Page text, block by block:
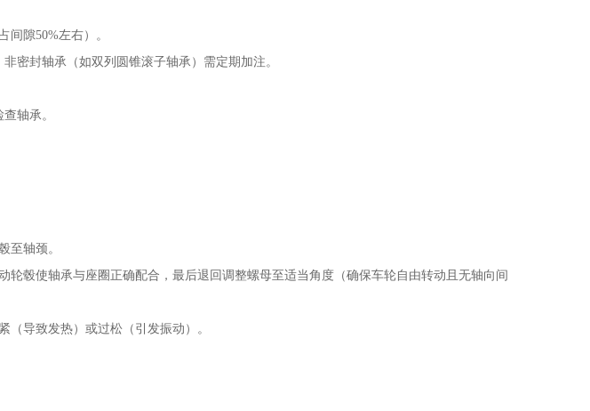
间隙50%左右）。
密封轴承（如双列圆锥滚子轴承）需定期加注。
轴承。
至轴颈。
轮毂使轴承与座圈正确配合，最后退回调整螺母至适当角度（确保车轮自由转动且无轴向间
导致发热）或过松（引发振动）。